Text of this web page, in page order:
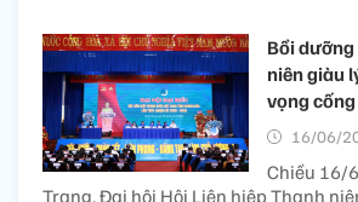
Bồi
niên giàu
vọng
16/06/
Chiều 16/
Trang, Đại hội Hội Liên hiệp Thanh